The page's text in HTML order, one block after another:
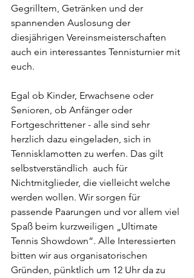
Gegrilltem, Getränken und der
spannenden Auslosung der
diesjährigen Vereinsmeisterschaften
auch ein interessantes Tennisturnier mit
euch.
Egal ob Kinder, Erwachsene oder
Senioren, ob Anfänger oder
Fortgeschrittener - alle sind sehr
herzlich dazu eingeladen, sich in
Tennisklamotten zu werfen. Das gilt
selbstverständlich  auch für
Nichtmitglieder, die vielleicht welche
werden wollen. Wir sorgen für
passende Paarungen und vor allem viel
Spaß beim kurzweiligen „Ultimate
Tennis Showdown“. Alle Interessierten
bitten wir aus organisatorischen
Gründen, pünktlich um 12 Uhr da zu